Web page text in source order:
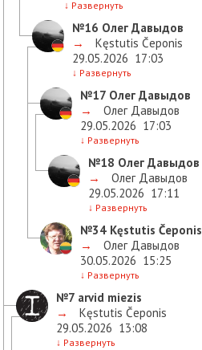
↓ Развернуть
№16 Олег Давыдов
→
Kęstutis Čeponis
29.05.2026 17:03
↓ Развернуть
№17 Олег Давыдов
→
Олег Давыдов
29.05.2026 17:03
↓ Развернуть
№18 Олег Давыдов
→
Олег Давыдов
29.05.2026 17:11
↓ Развернуть
№34 Kęstutis Čeponis
→
Олег Давыдов
30.05.2026 15:25
↓ Развернуть
№7 arvid miezis
→
Kęstutis Čeponis
29.05.2026 13:08
↓ Развернуть